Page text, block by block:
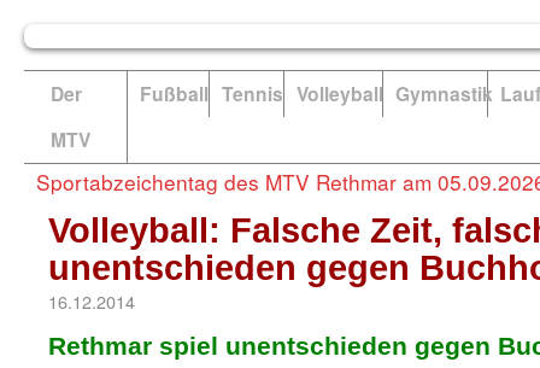
Der
MTV
Fußball Tennis Volleyball Gymnastik
Sportabzeichentag des MTV Rethmar am
Volleyball: Falsche Zeit,
unentschieden gegen
16.12.2014
Rethmar spiel unentschieden gegen